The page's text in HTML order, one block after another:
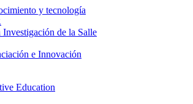
y tecnología
de la Salle
e Innovación
Education